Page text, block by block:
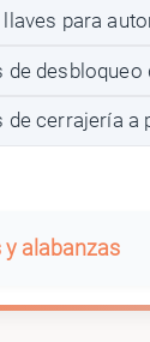
llaves para
de desbloqueo
de cerrajería
y alabanzas